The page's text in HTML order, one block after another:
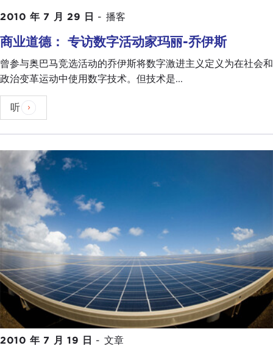
2010 年 7 月 29 日 - 播客
商业道德： 专访数字活动家玛丽-乔伊斯
曾参与奥巴马竞选活动的乔伊斯将数字激进主义定义为在社会和
政治变革运动中使用数字技术。但技术是...
听
2010 年 7 月 19 日 - 文章